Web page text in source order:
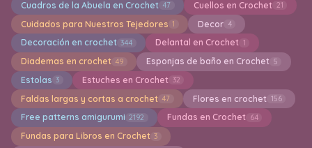
Cuadros de la Abuela en Crochet 47 Cuellos en Crochet 21
Cuidados para Nuestros Tejedores 1 Decor 4
Decoración en crochet 344 Delantal en Crochet 1
Diademas en crochet 49 Esponjas de baño en Crochet 5
Estolas 3 Estuches en Crochet 32
Faldas largas y cortas a crochet 47 Flores en crochet 156
Free patterns amigurumi 2192 Fundas en Crochet 64
Fundas para Libros en Crochet 3